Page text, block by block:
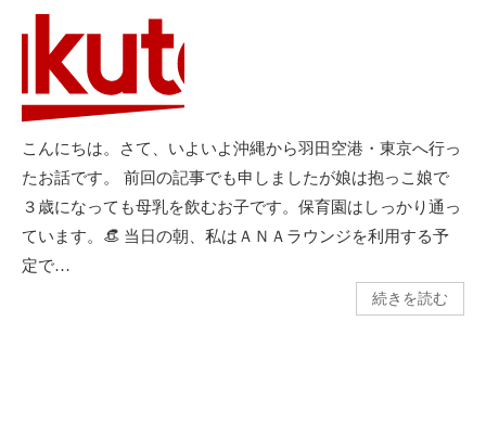
こんにちは。さて、いよいよ沖縄から羽田空港・東京へ行っ
たお話です。 前回の記事でも申しましたが娘は抱っこ娘で
３歳になっても母乳を飲むお子です。保育園はしっかり通っ
ています。👒 当日の朝、私はＡＮＡラウンジを利用する予
定で…
続きを読む